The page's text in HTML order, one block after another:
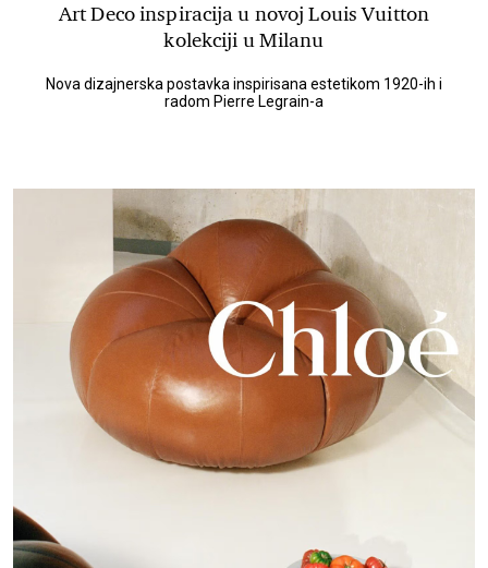
Art Deco inspiracija u novoj Louis Vuitton
kolekciji u Milanu
Nova dizajnerska postavka inspirisana estetikom 1920-ih i
radom Pierre Legrain-a